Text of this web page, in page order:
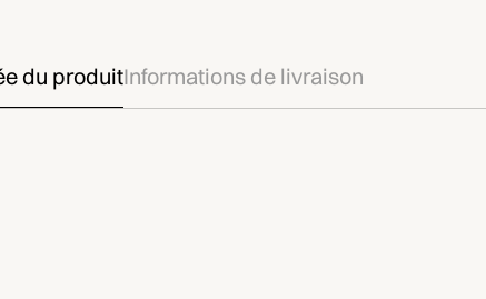
du produitInformations de livraison